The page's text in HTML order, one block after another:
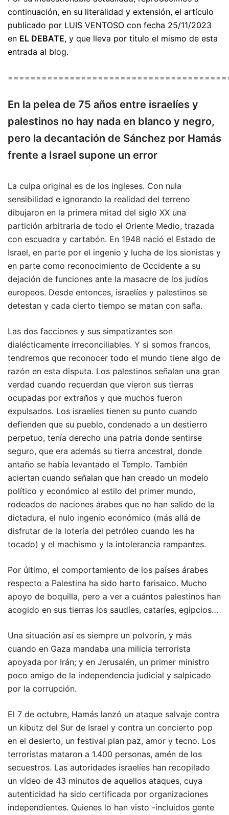
continuación, en su literalidad y extensión, el artículo
publicado por LUIS VENTOSO con fecha 25/11/2023
en EL DEBATE, y que lleva por titulo el mismo de esta
entrada al blog.
En la pelea de 75 años entre israelíes y
palestinos no hay nada en blanco y negro,
pero la decantación de Sánchez por Hamás
frente a Israel supone un error
La culpa original es de los ingleses. Con nula
sensibilidad e ignorando la realidad del terreno
dibujaron en la primera mitad del siglo XX una
partición arbitraria de todo el Oriente Medio, trazada
con escuadra y cartabón. En 1948 nació el Estado de
Israel, en parte por el ingenio y lucha de los sionistas y
en parte como reconocimiento de Occidente a su
dejación de funciones ante la masacre de los judíos
europeos. Desde entonces, israelíes y palestinos se
detestan y cada cierto tiempo se matan con saña.
Las dos facciones y sus simpatizantes son
dialécticamente irreconciliables. Y si somos francos,
tendremos que reconocer todo el mundo tiene algo de
razón en esta disputa. Los palestinos señalan una gran
verdad cuando recuerdan que vieron sus tierras
ocupadas por extraños y que muchos fueron
expulsados. Los israelíes tienen su punto cuando
defienden que su pueblo, condenado a un destierro
perpetuo, tenía derecho una patria donde sentirse
seguro, que era además su tierra ancestral, donde
antaño se había levantado el Templo. También
aciertan cuando señalan que han creado un modelo
político y económico al estilo del primer mundo,
rodeados de naciones árabes que no han salido de la
dictadura, el nulo ingenio económico (más allá de
disfrutar de la lotería del petróleo cuando les ha
tocado) y el machismo y la intolerancia rampantes.
Por último, el comportamiento de los países árabes
respecto a Palestina ha sido harto farisaico. Mucho
apoyo de boquilla, pero a ver a cuántos palestinos han
acogido en sus tierras los saudíes, cataríes, egipcios…
Una situación así es siempre un polvorín, y más
cuando en Gaza mandaba una milicia terrorista
apoyada por Irán; y en Jerusalén, un primer ministro
poco amigo de la independencia judicial y salpicado
por la corrupción.
El 7 de octubre, Hamás lanzó un ataque salvaje contra
un kibutz del Sur de Israel y contra un concierto pop
en el desierto, un festival plan paz, amor y tecno. Los
terroristas mataron a 1.400 personas, amén de los
secuestros. Las autoridades israelíes han recopilado
un vídeo de 43 minutos de aquellos ataques, cuya
autenticidad ha sido certificada por organizaciones
independientes. Quienes lo han visto -incluidos gente